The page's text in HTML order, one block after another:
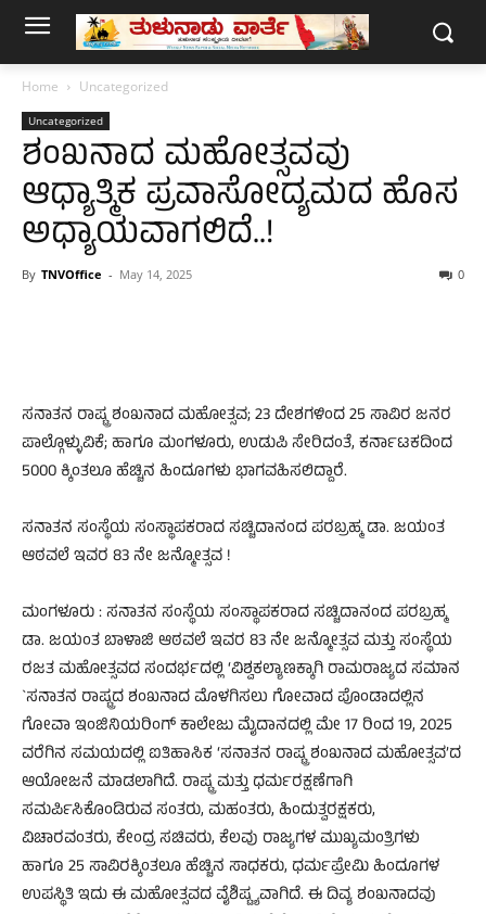
Home Uncategorized
Uncategorized
ಶಂಖನಾದ ಮಹೋತ್ಸವವು
ಆಧ್ಯಾತ್ಮಿಕ ಪ್ರವಾಸೋದ್ಯಮದ ಹೊಸ
ಅಧ್ಯಾಯವಾಗಲಿದೆ..!
By TNVOffice - May 14, 2025 0
ಸನಾತನ ರಾಷ್ಟ್ರ ಶಂಖನಾದ ಮಹೋತ್ಸವ; 23 ದೇಶಗಳಿಂದ 25 ಸಾವಿರ ಜನರ
ಪಾಲ್ಗೊಳ್ಳುವಿಕೆ; ಹಾಗೂ ಮಂಗಳೂರು, ಉಡುಪಿ ಸೇರಿದಂತೆ, ಕರ್ನಾಟಕದಿಂದ
5000 ಕ್ಕಿಂತಲೂ ಹೆಚ್ಚಿನ ಹಿಂದೂಗಳು ಭಾಗವಹಿಸಲಿದ್ದಾರೆ.
ಸನಾತನ ಸಂಸ್ಥೆಯ ಸಂಸ್ಥಾಪಕರಾದ ಸಚ್ಚಿದಾನಂದ ಪರಬ್ರಹ್ಮ ಡಾ. ಜಯಂತ
ಆಠವಲೆ ಇವರ 83 ನೇ ಜನ್ಮೋತ್ಸವ !
ಮಂಗಳೂರು : ಸನಾತನ ಸಂಸ್ಥೆಯ ಸಂಸ್ಥಾಪಕರಾದ ಸಚ್ಚಿದಾನಂದ ಪರಬ್ರಹ್ಮ
ಡಾ. ಜಯಂತ ಬಾಳಾಜಿ ಆಠವಲೆ ಇವರ 83 ನೇ ಜನ್ಮೋತ್ಸವ ಮತ್ತು ಸಂಸ್ಥೆಯ
ರಜತ ಮಹೋತ್ಸವದ ಸಂದರ್ಭದಲ್ಲಿ ‘ವಿಶ್ವಕಲ್ಯಾಣಕ್ಕಾಗಿ ರಾಮರಾಜ್ಯದ ಸಮಾನ
`ಸನಾತನ ರಾಷ್ಟ್ರದ ಶಂಖನಾದ ಮೊಳಗಿಸಲು ಗೋವಾದ ಪೊಂಡಾದಲ್ಲಿನ
ಗೋವಾ ಇಂಜಿನಿಯರಿಂಗ್ ಕಾಲೇಜು ಮೈದಾನದಲ್ಲಿ ಮೇ 17 ರಿಂದ 19, 2025
ವರೆಗಿನ ಸಮಯದಲ್ಲಿ ಐತಿಹಾಸಿಕ ‘ಸನಾತನ ರಾಷ್ಟ್ರ ಶಂಖನಾದ ಮಹೋತ್ಸವ’ದ
ಆಯೋಜನೆ ಮಾಡಲಾಗಿದೆ. ರಾಷ್ಟ್ರ ಮತ್ತು ಧರ್ಮರಕ್ಷಣೆಗಾಗಿ
ಸಮರ್ಪಿಸಿಕೊಂಡಿರುವ ಸಂತರು, ಮಹಂತರು, ಹಿಂದುತ್ವರಕ್ಷಕರು,
ವಿಚಾರವಂತರು, ಕೇಂದ್ರ ಸಚಿವರು, ಕೆಲವು ರಾಜ್ಯಗಳ ಮುಖ್ಯಮಂತ್ರಿಗಳು
ಹಾಗೂ 25 ಸಾವಿರಕ್ಕಿಂತಲೂ ಹೆಚ್ಚಿನ ಸಾಧಕರು, ಧರ್ಮಪ್ರೇಮಿ ಹಿಂದೂಗಳ
ಉಪಸ್ಥಿತಿ ಇದು ಈ ಮಹೋತ್ಸವದ ವೈಶಿಷ್ಟ್ಯವಾಗಿದೆ. ಈ ದಿವ್ಯ ಶಂಖನಾದವು